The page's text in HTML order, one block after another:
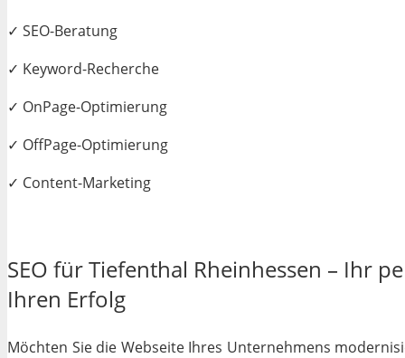
✓ SEO-Beratung
✓ Keyword-Recherche
✓ OnPage-Optimierung
✓ OffPage-Optimierung
✓ Content-Marketing
SEO für Tiefenthal Rheinhessen – Ihr
Ihren Erfolg
Möchten Sie die Webseite Ihres Unternehmens